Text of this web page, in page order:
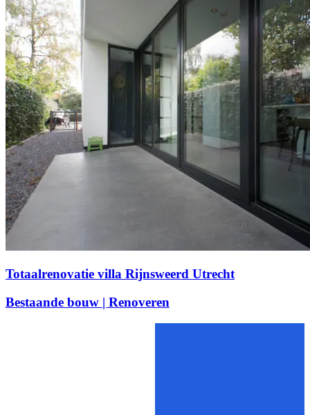
Totaalrenovatie villa Rijnsweerd Utrecht
Bestaande bouw | Renoveren